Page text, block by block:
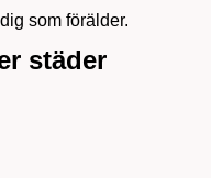
som förälder.
städer